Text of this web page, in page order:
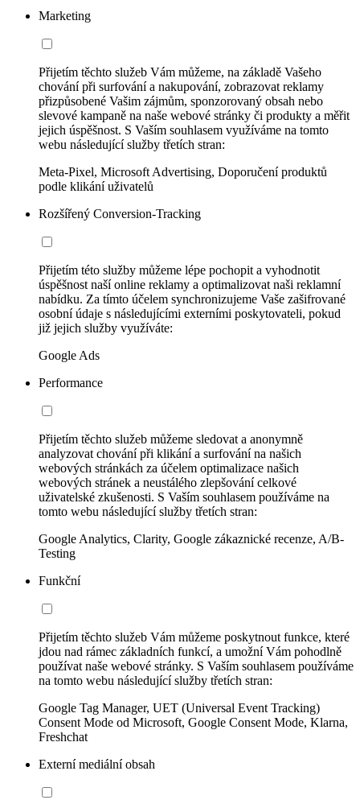
Marketing
Přijetím těchto služeb Vám můžeme, na základě Vašeho
chování při surfování a nakupování, zobrazovat reklamy
přizpůsobené Vašim zájmům, sponzorovaný obsah nebo
slevové kampaně na naše webové stránky či produkty a měřit
jejich úspěšnost. S Vaším souhlasem využíváme na tomto
webu následující služby třetích stran:
Meta-Pixel, Microsoft Advertising, Doporučení produktů
podle klikání uživatelů
Rozšířený Conversion-Tracking
Přijetím této služby můžeme lépe pochopit a vyhodnotit
úspěšnost naší online reklamy a optimalizovat naši reklamní
nabídku. Za tímto účelem synchronizujeme Vaše zašifrované
osobní údaje s následujícími externími poskytovateli, pokud
již jejich služby využíváte:
Google Ads
Performance
Přijetím těchto služeb můžeme sledovat a anonymně
analyzovat chování při klikání a surfování na našich
webových stránkách za účelem optimalizace našich
webových stránek a neustálého zlepšování celkové
uživatelské zkušenosti. S Vaším souhlasem používáme na
tomto webu následující služby třetích stran:
Google Analytics, Clarity, Google zákaznické recenze, A/B-
Testing
Funkční
Přijetím těchto služeb Vám můžeme poskytnout funkce, které
jdou nad rámec základních funkcí, a umožní Vám pohodlně
používat naše webové stránky. S Vaším souhlasem používáme
na tomto webu následující služby třetích stran:
Google Tag Manager, UET (Universal Event Tracking)
Consent Mode od Microsoft, Google Consent Mode, Klarna,
Freshchat
Externí mediální obsah